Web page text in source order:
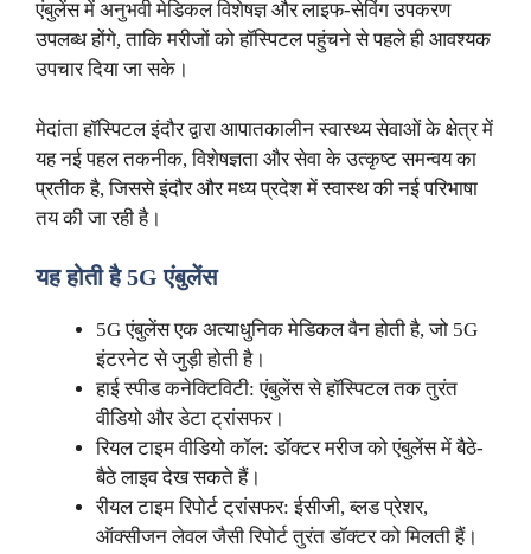
एंबुलेंस में अनुभवी मेडिकल विशेषज्ञ और लाइफ-सेविंग उपकरण
उपलब्ध होंगे, ताकि मरीजों को हॉस्पिटल पहुंचने से पहले ही आवश्यक
उपचार दिया जा सके।
मेदांता हॉस्पिटल इंदौर द्वारा आपातकालीन स्वास्थ्य सेवाओं के क्षेत्र में
यह नई पहल तकनीक, विशेषज्ञता और सेवा के उत्कृष्ट समन्वय का
प्रतीक है, जिससे इंदौर और मध्य प्रदेश में स्वास्थ की नई परिभाषा
तय की जा रही है।
यह होती है5G एंबुलेंस
5G एंबुलेंस एक अत्याधुनिक मेडिकल वैन होती है, जो 5G
इंटरनेट से जुड़ी होती है।
हाई स्पीड कनेक्टिविटी: एंबुलेंस से हॉस्पिटल तक तुरंत
वीडियो और डेटा ट्रांसफर।
रियल टाइम वीडियो कॉल: डॉक्टर मरीज को एंबुलेंस में बैठे-
बैठे लाइव देख सकते हैं।
रीयल टाइम रिपोर्ट ट्रांसफर: ईसीजी, ब्लड प्रेशर,
ऑक्सीजन लेवल जैसी रिपोर्ट तुरंत डॉक्टर को मिलती हैं।